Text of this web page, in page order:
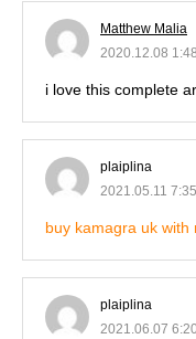
Matthew Malia
2020.12.08
i love this complete
plaiplina
2021.05.11
buy kamagra uk with
plaiplina
2021.06.07